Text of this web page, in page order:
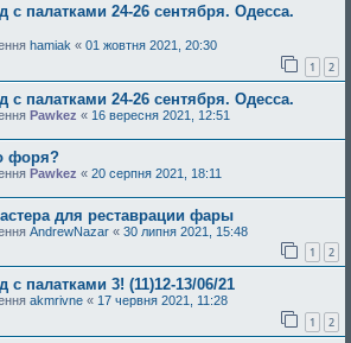
с палатками 24-26 сентября. Одесса.
hamiak « 01 жовтня 2021, 20:30
1 2
с палатками 24-26 сентября. Одесса.
Pawkez « 16 вересня 2021, 12:51
форя?
Pawkez « 20 серпня 2021, 18:11
для реставрации фары
AndrewNazar « 30 липня 2021, 15:48
1 2
с палатками 3! (11)12-13/06/21
akmrivne « 17 червня 2021, 11:28
1 2